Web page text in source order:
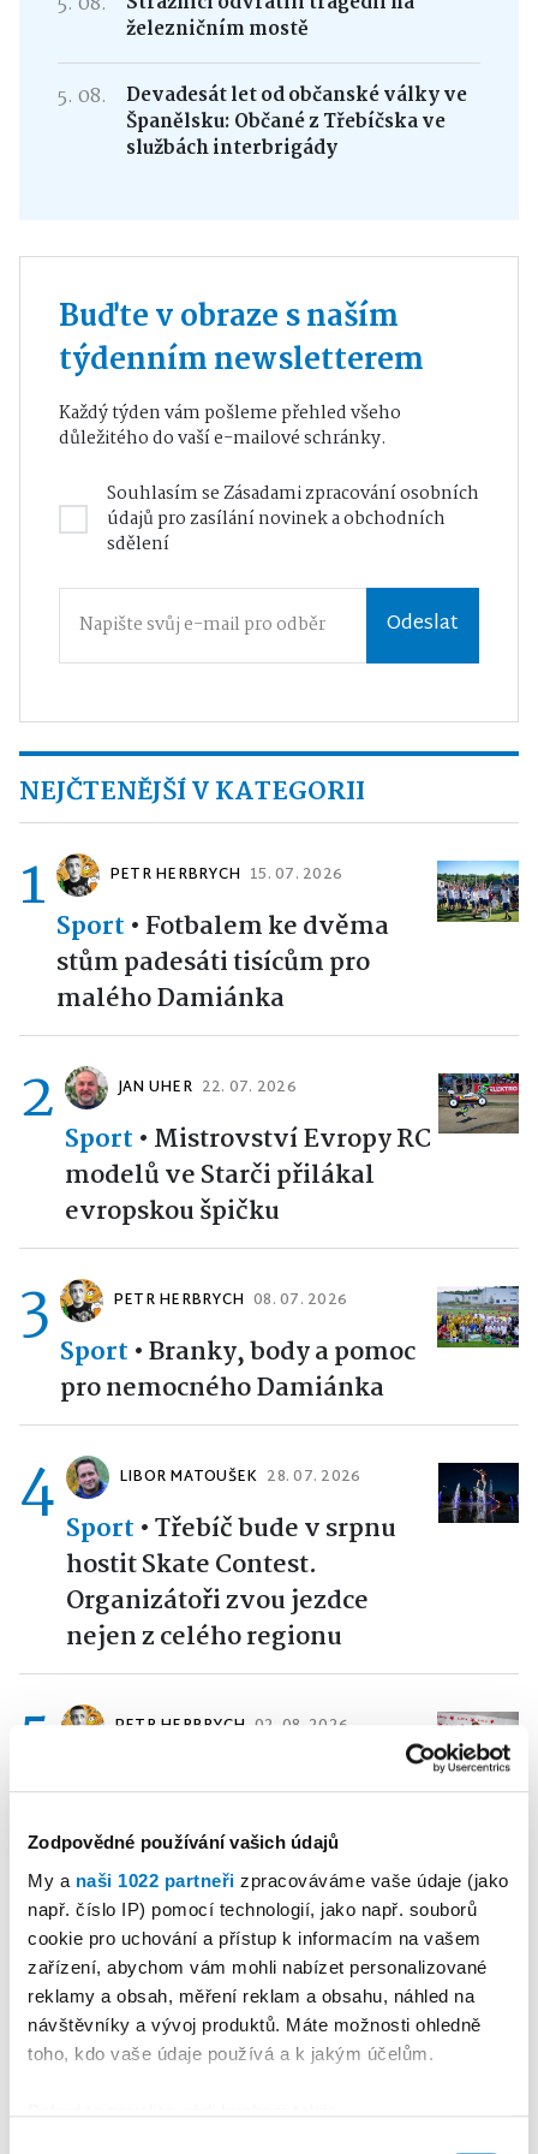
Zodpovědné používání vašich údajů
My a naši 1022 partneři zpracováváme vaše údaje (jako
např. číslo IP) pomocí technologií, jako např. souborů
cookie pro uchování a přístup k informacím na vašem
zařízení, abychom vám mohli nabízet personalizované
reklamy a obsah, měření reklam a obsahu, náhled na
návštěvníky a vývoj produktů. Máte možnosti ohledně
toho, kdo vaše údaje používá a k jakým účelům.
železničním mostě
5. 08.
Devadesát let od občanské války ve
Španělsku: Občané z Třebíčska ve
službách interbrigády
Buďte v obraze s naším
týdenním newsletterem
Každý týden vám pošleme přehled všeho
důležitého do vaší e-mailové schránky.
Souhlasím seZásadami zpracování osobních
údajůpro zasílání novinek a obchodních
sdělení
Odeslat
NEJČTENĚJŠÍ V KATEGORII
1 PETR HERBRYCH 15. 07. 2026
Sport • Fotbalem ke dvěma
stům padesáti tisícům pro
malého Damiánka
2 JAN UHER 22. 07. 2026
Sport • Mistrovství Evropy RC
modelů ve Starči přilákal
evropskou špičku
3 PETR HERBRYCH 08. 07. 2026
Sport •Branky, body a pomoc
pro nemocného Damiánka
4 LIBOR MATOUŠEK 28. 07. 2026
Sport •Třebíč bude v srpnu
hostit Skate Contest.
Organizátoři zvou jezdce
nejen z celého regionu
5 PETR HERBRYCH 02. 08. 2026
profesionálem
ReklamaKoupit reklamu